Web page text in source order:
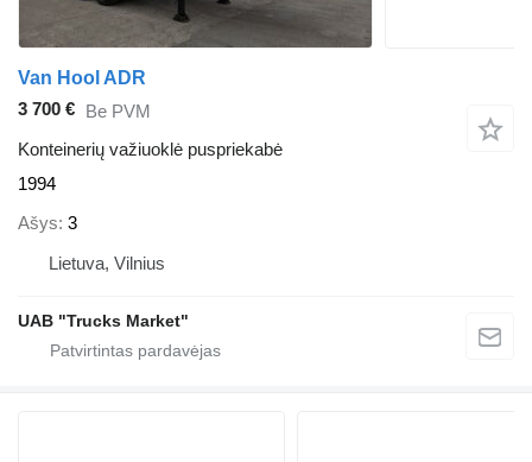
Van Hool ADR
3 700 € Be PVM
Konteinerių važiuoklė puspriekabė
1994
Ašys 3
Lietuva, Vilnius
UAB "Trucks Market"